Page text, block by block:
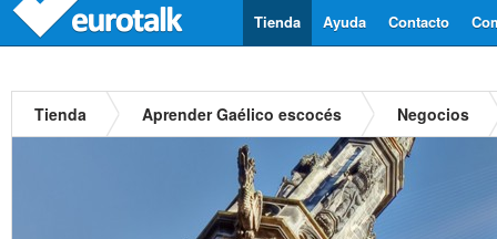
Contacto
Ayuda
Tienda
Tienda Aprender Gaélico escocés Negocios